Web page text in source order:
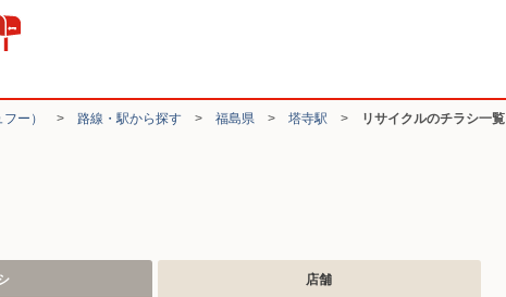
ー） > 路線・駅から探す > 福島県 > 塔寺駅 > リサイクルのチラシ一覧
店舗